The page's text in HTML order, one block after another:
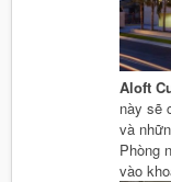
Aloft
này sẽ
và
Phòng
vào